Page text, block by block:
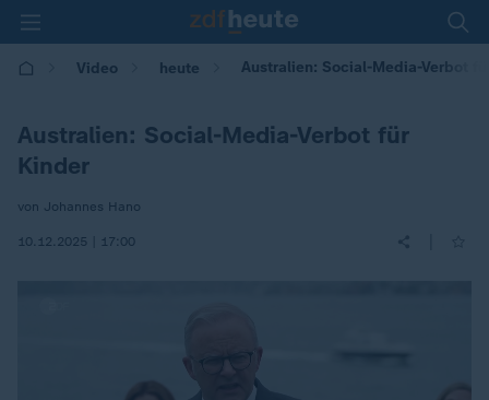
Video heute Australien: Social-Media-Verbot
Australien: Social-Media-Verbot für
Kinder
von Johannes Hano
10.12.2025 | 17:00